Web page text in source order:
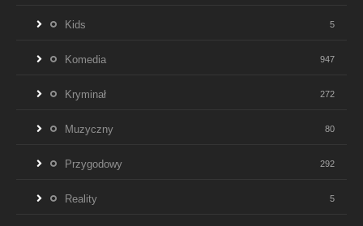
Kids 5
Komedia 947
Kryminał 272
Muzyczny 80
Przygodowy 292
Reality 5